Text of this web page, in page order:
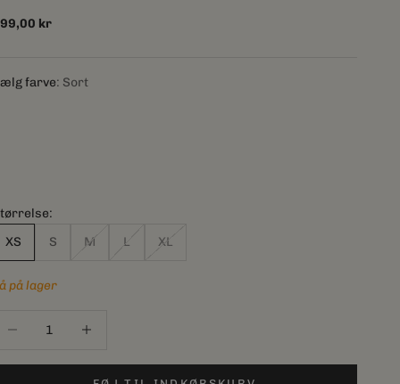
kr
farve Sort
XS
S M L XL
på lager